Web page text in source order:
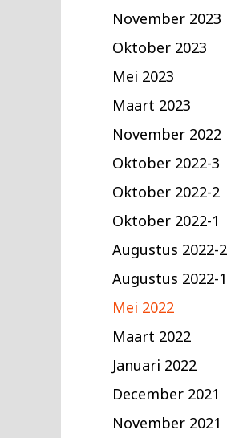
November 2023
Oktober 2023
Mei 2023
Maart 2023
November 2022
Oktober 2022-3
Oktober 2022-2
Oktober 2022-1
Augustus 2022-2
Augustus 2022-1
Mei 2022
Maart 2022
Januari 2022
December 2021
November 2021